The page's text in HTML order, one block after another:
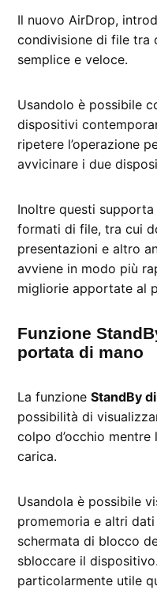
Il nuovo AirDrop,
condivisione di file tra
semplice e veloce.
Usandolo è possibile
dispositivi
ripetere l’operazione
avvicinare i due
Inoltre questi
formati di file, tra cui
presentazioni e altro
avviene in modo più
migliorie apportate al
Funzione
portata di mano
La funzioneStandBy
possibilità di
colpo d’occhio mentre
carica.
Usandola è possibile
promemoria e altri
schermata di blocco
sbloccare il
particolarmente utile